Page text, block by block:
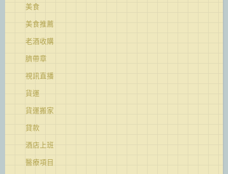
美食
美食推薦
老酒收購
臍帶章
視訊直播
貨運
貨運搬家
貸款
酒店上班
醫療項目